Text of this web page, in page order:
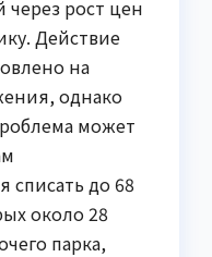
рост цен
Действие
на
однако
может
списать до 68
около 28
парка,